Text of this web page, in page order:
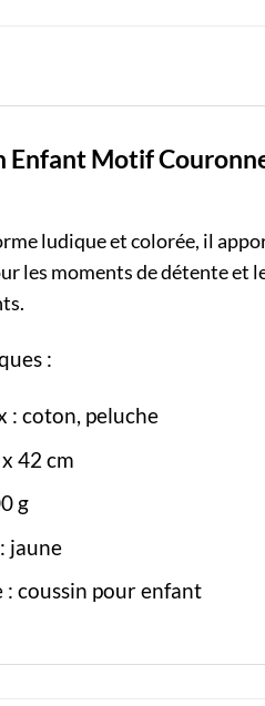
Enfant Motif
ludique et colorée, il
les moments de détente et
:
: coton, peluche
42 cm
g
jaune
: coussin pour enfant